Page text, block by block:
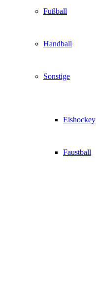
Fußball
Handball
Sonstige
Eishockey
Faustball